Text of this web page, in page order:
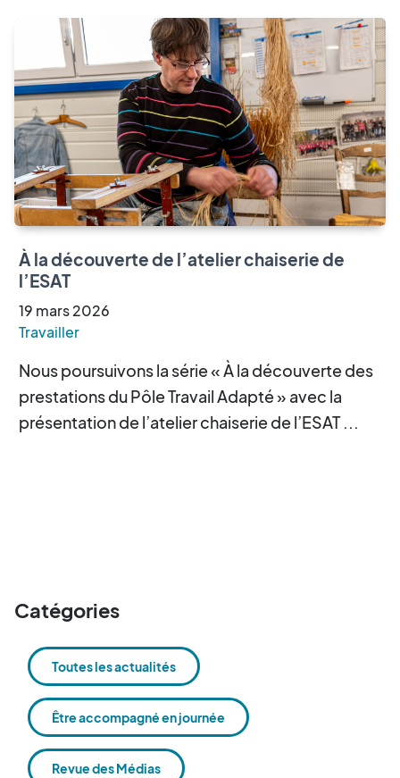
À la découverte de l’atelier chaiserie de
l’ESAT
19 mars2026
Travailler
Nous poursuivons la série « À la découverte des
prestations du Pôle Travail Adapté » avec la
présentation de l’atelier chaiserie de l’ESAT ...
Catégories
Toutes les actualités
Être accompagné en journée
Revue des Médias